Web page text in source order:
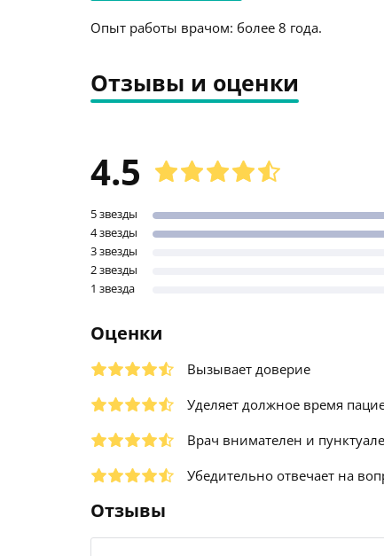
Опыт работы врачом: более 8 года.
Отзывы и оценки
4.5
5 звезды
4 звезды
3 звезды
2 звезды
1 звезда
Оценки
Вызывает доверие
Уделяет должное время
Врач внимателен и
Убедительно отвечает на
Отзывы